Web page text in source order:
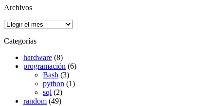
Archivos
Archivos
Categorías
hardware (8)
programación (6)
Bash (3)
python (1)
sql (2)
random (49)